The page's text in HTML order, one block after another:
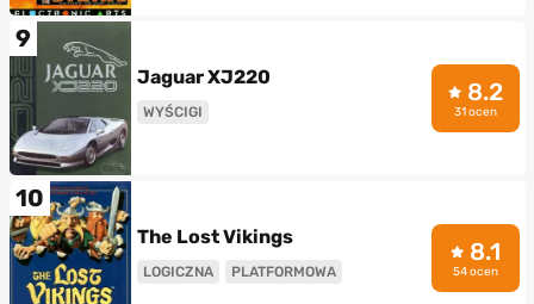
9
Jaguar XJ220
WYŚCIGI
8.2
31 ocen
10
The Lost Vikings
LOGICZNA PLATFORMOWA
8.1
54 ocen